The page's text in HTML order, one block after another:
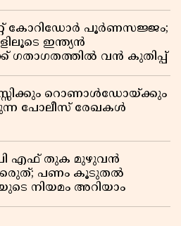
കോറിഡോർ പൂർണസജ്ജം;
ഇന്ത്യൻ
ഗതാഗതത്തിൽ വൻ കുതിപ്പ്
റൊണാൾഡോയ്ക്കും
പോലീസ് രേഖകൾ
പി എഫ് തുക മുഴുവൻ
പണം കൂടുതൽ
നിയമം അറിയാം